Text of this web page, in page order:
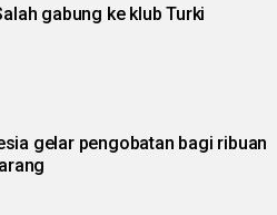
gabung ke klub Turki
gelar pengobatan bagi ribuan